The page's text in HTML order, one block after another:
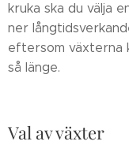
kruka ska du välja
ner
eftersom växterna
så länge.
Val av växter